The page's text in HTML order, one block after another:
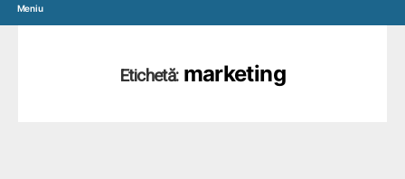
Meniu
Etichetă: marketing